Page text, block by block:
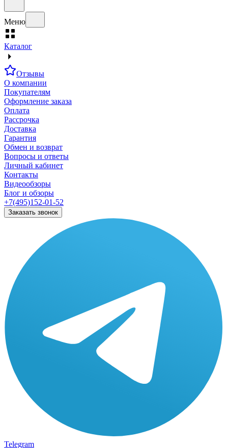
Меню
Каталог
Отзывы
О компании
Покупателям
Оформление заказа
Оплата
Рассрочка
Доставка
Гарантия
Обмен и возврат
Вопросы и ответы
Личный кабинет
Контакты
Видеообзоры
Блог и обзоры
+7(495)152-01-52
Заказать звонок
Telegram